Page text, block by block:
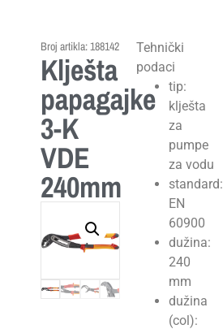
Broj artikla: 188142
Klješta
papagajke
3-K
VDE
240mm
Tehnički
podaci
tip:
klješta
za
pumpe
za vodu
standard:
EN
60900
dužina:
240
mm
dužina
(col):